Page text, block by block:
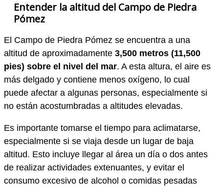
Entender la altitud del Campo de Piedra
Pómez
El Campo de Piedra Pómez se encuentra a una
altitud de aproximadamente 3,500 metros (11,500
pies) sobre el nivel del mar. A esta altura, el aire es
más delgado y contiene menos oxígeno, lo cual
puede afectar a algunas personas, especialmente si
no están acostumbradas a altitudes elevadas.
Es importante tomarse el tiempo para aclimatarse,
especialmente si se viaja desde un lugar de baja
altitud. Esto incluye llegar al área un día o dos antes
de realizar actividades extenuantes, y evitar el
consumo excesivo de alcohol o comidas pesadas